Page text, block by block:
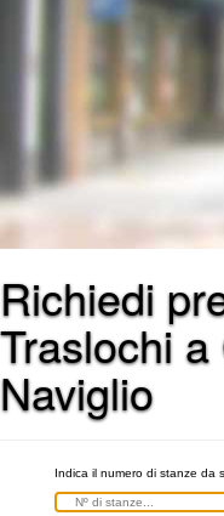
Richiedi
Traslochi
Naviglio
Indica il numero di stanze da